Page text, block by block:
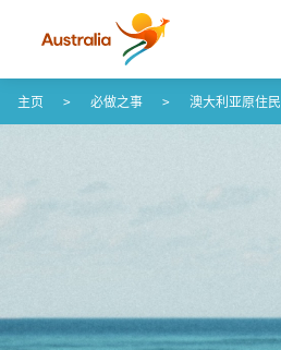
Skip to content
Skip to footer navigation
主页 必做之事 澳大利亚原住民